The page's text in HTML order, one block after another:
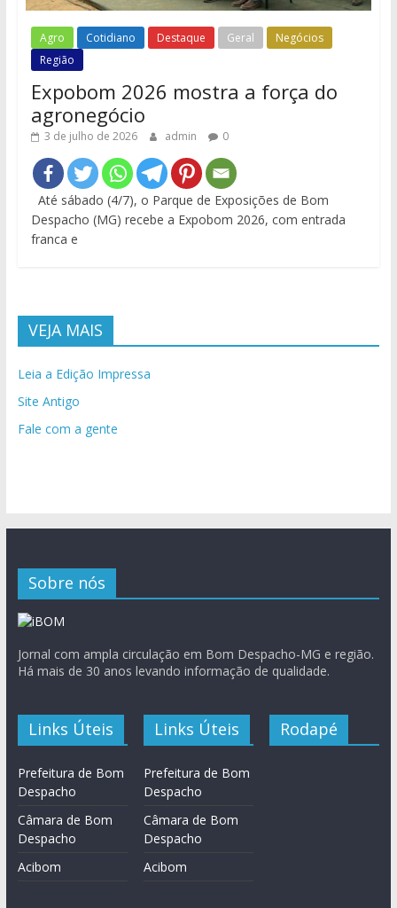
Agro Cotidiano Destaque Geral
Negócios
Região
Expobom 2026 mostra a força do
agronegócio
3 de julho de 2026 admin 0
Até sábado (4/7), o Parque de Exposições de Bom
Despacho (MG) recebe a Expobom 2026, com entrada
franca e
VEJA MAIS
Leia a Edição Impressa
Site Antigo
Fale com a gente
Sobre nós
Jornal com ampla circulação em Bom Despacho-MG e região.
Há mais de 30 anos levando informação de qualidade.
Links Úteis
Prefeitura de Bom
Despacho
Câmara de Bom
Despacho
Acibom
Links Úteis
Prefeitura de Bom
Despacho
Câmara de Bom
Despacho
Acibom
Rodapé